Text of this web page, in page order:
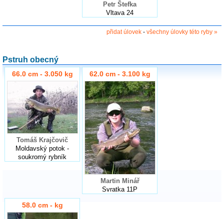
Petr Štefka
Vltava 24
přidat úlovek - všechny úlovky této ryby »
Pstruh obecný
66.0 cm - 3.050 kg
Tomáš Krajčovič
Moldavský potok -
soukromý rybník
62.0 cm - 3.100 kg
Martin Minář
Svratka 11P
58.0 cm - kg